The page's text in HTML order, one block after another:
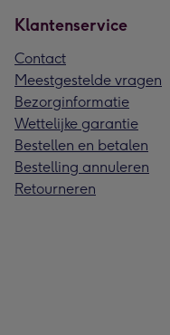
Klantenservice
Contact
Meestgestelde vragen
Bezorginformatie
Wettelijke garantie
Bestellen en betalen
Bestelling annuleren
Retourneren